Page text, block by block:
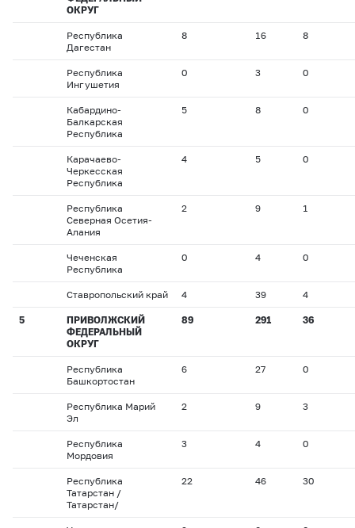
ОКРУГ
Республика
Дагестан
8 16 8
Республика
Ингушетия
0 3 0
Кабардино-
Балкарская
Республика
5 8 0
Карачаево-
Черкесская
Республика
4 5 0
Республика
Северная Осетия-
Алания
2 9 1
Чеченская
Республика
0 4 0
Ставропольский край 4 39 4
5
ПРИВОЛЖСКИЙ
ФЕДЕРАЛЬНЫЙ
ОКРУГ
89 291 36
Республика
Башкортостан
6 27 0
Республика Марий
Эл
2 9 3
Республика
Мордовия
3 4 0
Республика
Татарстан /
Татарстан/
22 46 30